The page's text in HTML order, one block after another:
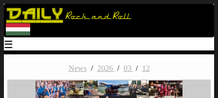
Daily Rock and Roll
☰
News / 2026 / 03 / 12